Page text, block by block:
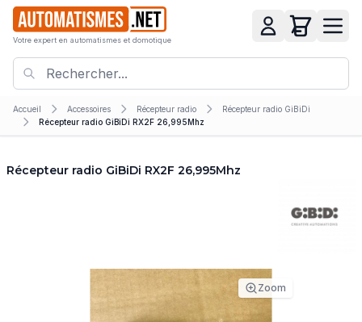
Votre expert en automatismes et domotique
Accueil Accessoires Récepteur radio
Récepteur radio GiBiDi
Récepteur radio GiBiDi RX2F 26,995Mhz
Récepteur radio GiBiDi RX2F 26,995Mhz
Zoom